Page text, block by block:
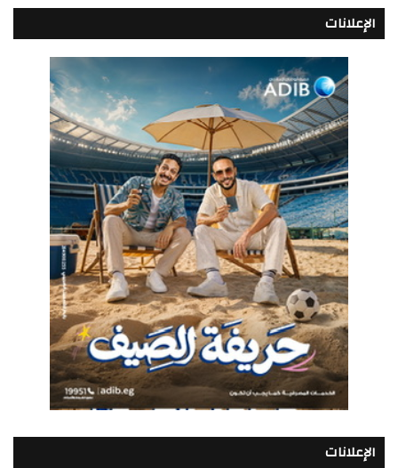
الإعلانات
الإعلانات